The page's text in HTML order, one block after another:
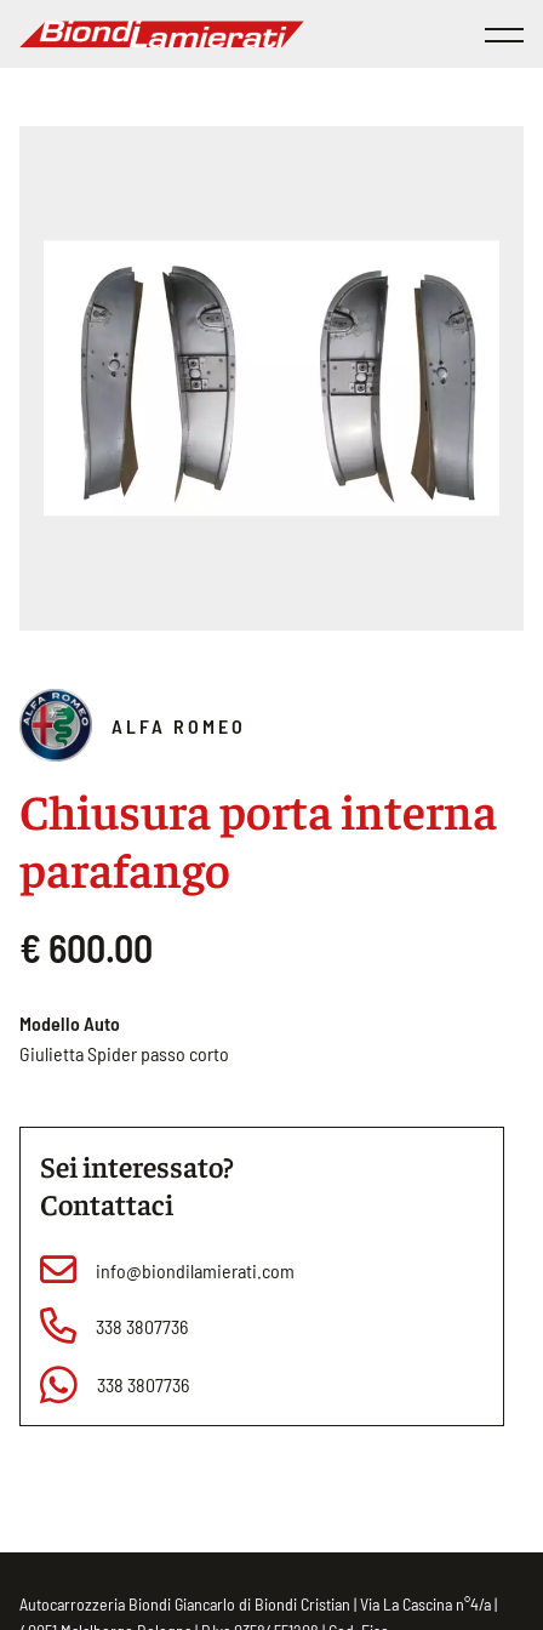
ALFA ROMEO
Chiusura porta interna
parafango
€ 600.00
Modello Auto
Giulietta Spider passo corto
Sei interessato?
Contattaci
info@biondilamierati.com
338 3807736
338 3807736
Autocarrozzeria Biondi Giancarlo di Biondi Cristian | Via La Cascina n°4/a |